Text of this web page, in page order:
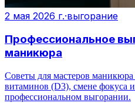
2 мая 2026 г.·выгорание
Профессиональное
маникюра
Советы для мастеров маникюра
витаминов (D3), смене фокуса
профессиональном выгорании.